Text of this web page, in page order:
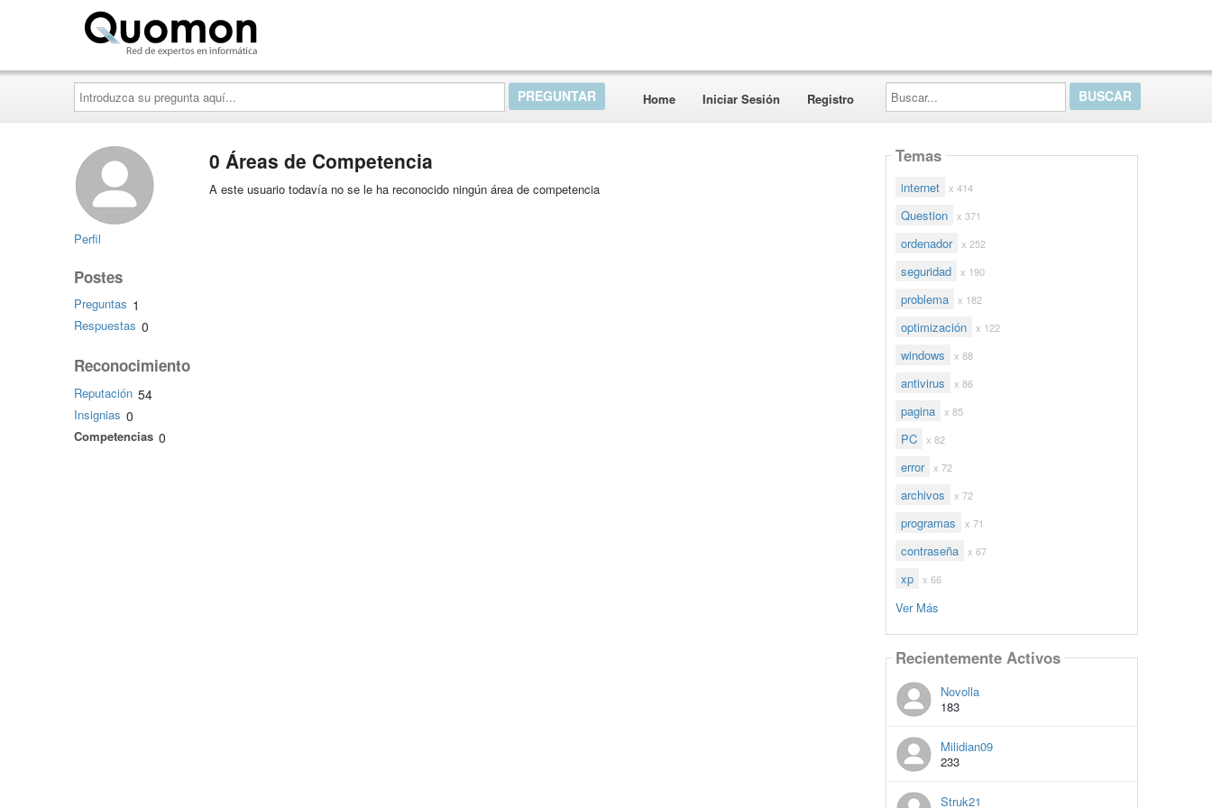
Introduzca
su
pregunta
aquí...
Home Iniciar Sesión Registro
Buscar...
Perfil
Postes
Preguntas 1
Respuestas 0
Reconocimiento
Reputación 54
Insignias 0
Competencias 0
0 Áreas de Competencia
A este usuario todavía no se le ha reconocido ningún área de competencia
Temas
internet x 414
Question x 371
ordenador x 252
seguridad x 190
problema x 182
optimización x 122
windows x 88
antivirus x 86
pagina x 85
PC x 82
error x 72
archivos x 72
programas x 71
contraseña x 67
xp x 66
Ver Más
Recientemente Activos
Novolla
183
Milidian09
233
Struk21